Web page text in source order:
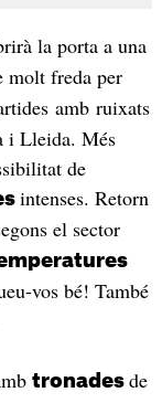
la porta a una
molt freda per
amb ruixats
i Lleida. Més
de
intenses. Retorn
el sector
vos bé! També
tronades de